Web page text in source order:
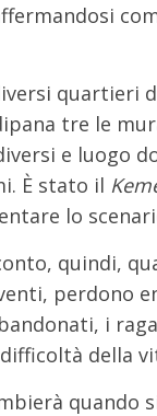
quartieri
tre le
e luogo
È stato il
lo
quindi,
perdono
i
della
quando